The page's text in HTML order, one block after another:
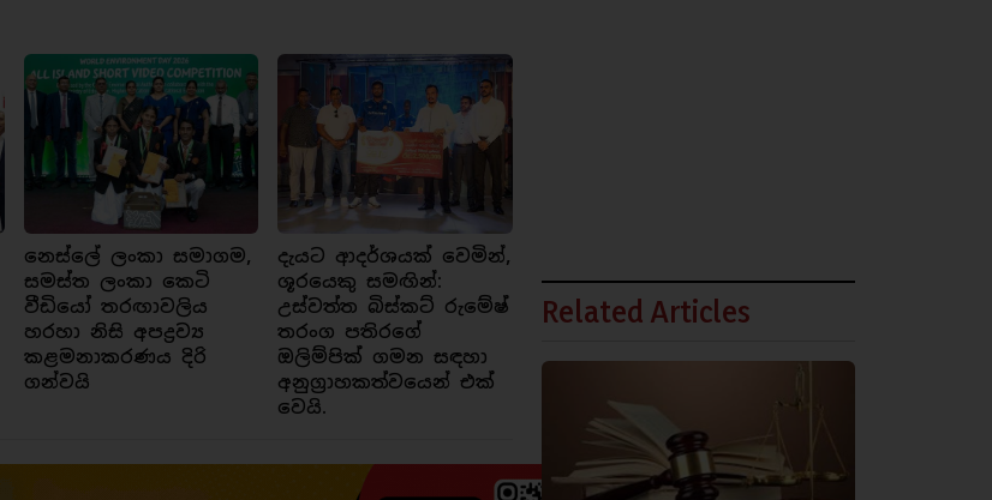
නෙස්ලේ ලංකා සමාගම,
සමස්ත ලංකා කෙටි
වීඩියෝ තරඟාවලිය
හරහා නිසි අපද්‍රව්‍ය
කළමනාකරණය දිරි
ගන්වයි
දැයට ආදර්ශයක් වෙමින්,
ශූරයෙකු සමඟින්:
උස්වත්ත බිස්කට් රුමේෂ්
තරංග පතිරගේ
ඔලිම්පික් ගමන සඳහා
අනුග්‍රාහකත්වයෙන් එක්
වෙයි.
Related Articles